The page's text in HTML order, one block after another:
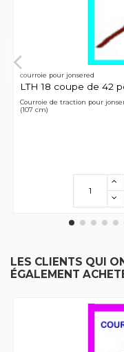
courroie pour jonsered
LTH 18 coupe de 42
Courroie de traction pour
(107 cm)
LES CLIENTS QUI
ÉGALEMENT